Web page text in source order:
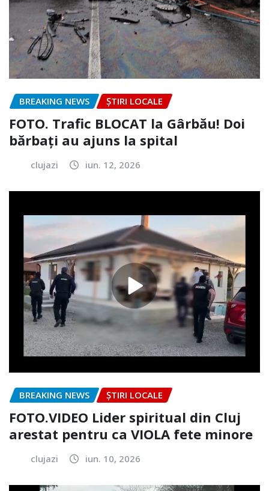
BREAKING NEWS ȘTIRI LOCALE
FOTO. Trafic BLOCAT la Gârbău! Doi
bărbați au ajuns la spital
clujazi iun. 12, 2026
BREAKING NEWS ȘTIRI LOCALE
FOTO.VIDEO Lider spiritual din Cluj
arestat pentru ca VIOLA fete minore
clujazi iun. 10, 2026